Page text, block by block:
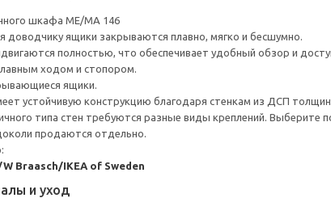
шкафа ME/MA 146
доводчику ящики закрываются плавно, мягко и бесшумно.
полностью, что обеспечивает удобный обзор и
ходом и стопором.
ящики.
устойчивую конструкцию благодаря стенкам из ДСП
типа стен требуются разные виды креплений.
продаются отдельно.
Braasch/IKEA of Sweden
и уход